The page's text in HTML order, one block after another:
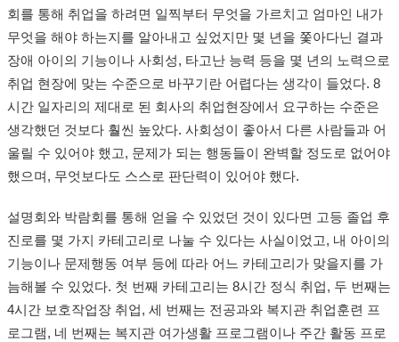
회를 통해 취업을 하려면 일찍부터 무엇을 가르치고 엄마인 내가
무엇을 해야 하는지를 알아내고 싶었지만 몇 년을 쫓아다닌 결과
장애 아이의 기능이나 사회성, 타고난 능력 등을 몇 년의 노력으로
취업 현장에 맞는 수준으로 바꾸기란 어렵다는 생각이 들었다. 8
시간 일자리의 제대로 된 회사의 취업현장에서 요구하는 수준은
생각했던 것보다 훨씬 높았다. 사회성이 좋아서 다른 사람들과 어
울릴 수 있어야 했고, 문제가 되는 행동들이 완벽할 정도로 없어야
했으며, 무엇보다도 스스로 판단력이 있어야 했다.
설명회와 박람회를 통해 얻을 수 있었던 것이 있다면 고등 졸업 후
진로를 몇 가지 카테고리로 나눌 수 있다는 사실이었고, 내 아이의
기능이나 문제행동 여부 등에 따라 어느 카테고리가 맞을지를 가
늠해볼 수 있었다. 첫 번째 카테고리는 8시간 정식 취업, 두 번째는
4시간 보호작업장 취업, 세 번째는 전공과와 복지관 취업훈련 프
로그램, 네 번째는 복지관 여가생활 프로그램이나 주간 활동 프로